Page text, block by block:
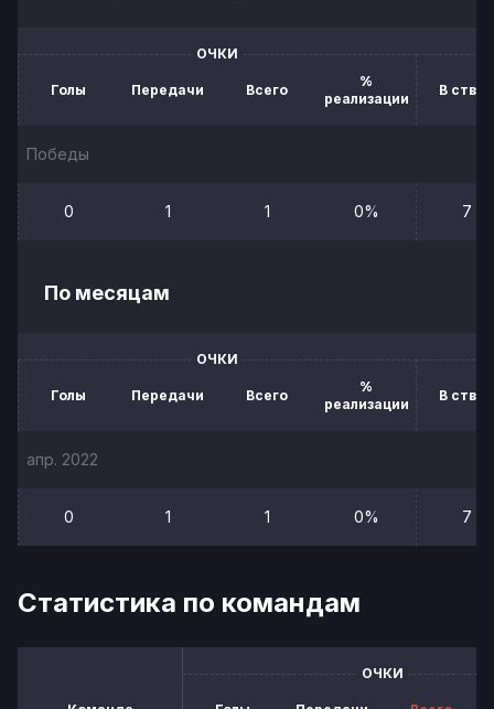
ОЧКИ
Голы Передачи Всего
%
реализации
В створ
Победы
0 1 1 0% 7
По месяцам
ОЧКИ
Голы Передачи Всего
%
реализации
В створ
апр. 2022
0 1 1 0% 7
Статистика по командам
ОЧКИ